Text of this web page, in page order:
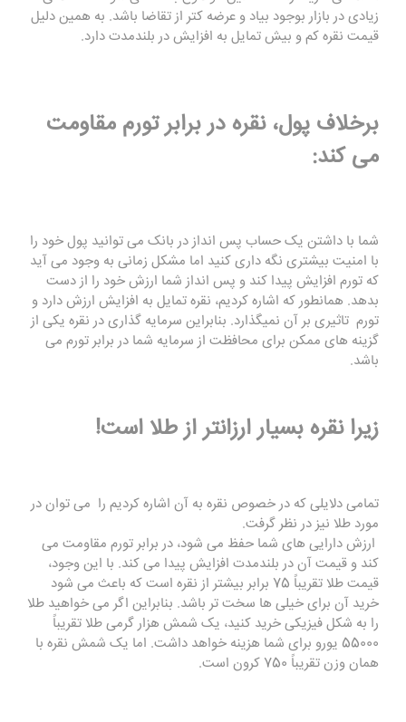
زیادی در بازار بوجود بیاد و عرضه کتر از تقاضا باشد. به همين دلیل
قیمت نقره کم و بیش تمایل به افزایش در بلندمدت دارد.
برخلاف پول، نقره در برابر تورم مقاومت
می کند:
شما با داشتن یک حساب پس انداز در بانک می توانید پول خود را
با امنیت بیشتری نگه داری کنید اما مشکل زمانی به وجود می آید
که تورم افزایش پیدا کند و پس انداز شما ارزش خود را از دست
بدهد. همانطور که اشاره کردیم، نقره تمایل به افزایش ارزش دارد و
تورم تاثیری بر آن نمیگذارد. بنابراین سرمایه گذاری در نقره یکی از
گزینه های ممکن برای محافظت از سرمایه شما در برابر تورم می
باشد.
زیرا نقره بسیار ارزانتر از طلا است!
تمامی دلایلی که در خصوص نقره به آن اشاره کردیم را می توان در
مورد طلا نیز در نظر گرفت.
ارزش دارایی های شما حفظ می شود، در برابر تورم مقاومت می
کند و قیمت آن در بلندمدت افزایش پیدا می کند. با این وجود،
قیمت طلا تقریباً 75 برابر بیشتر از نقره است که باعث می شود
خرید آن برای خیلی ها سخت تر باشد. بنابراین اگر می خواهید طلا
را به شکل فیزیکی خرید کنید، یک شمش هزار گرمی طلا تقریباً
55000 یورو برای شما هزینه خواهد داشت. اما یک شمش نقره با
همان وزن تقریباً 750 کرون است.